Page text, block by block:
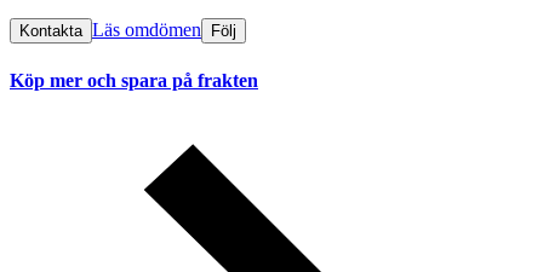
Kontakta Läs omdömen Följ
Köp mer och spara på frakten